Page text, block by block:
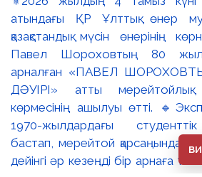
атындағы ҚР Ұлттық өнер
қазақстандық мүсін өнерінің
Павел Шороховтың 80
арналған «ПАВЕЛ
ДӘУІРІ» атты мерейтойлық
көрмесінің ашылуы өтті.
1970-жылдардағы
бастап, мерейтой қарсаңындағы
дейінгі әр кезеңді бір арнаға